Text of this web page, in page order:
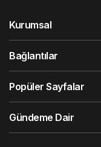
Kurumsal
Bağlantılar
Popüler Sayfalar
Gündeme Dair